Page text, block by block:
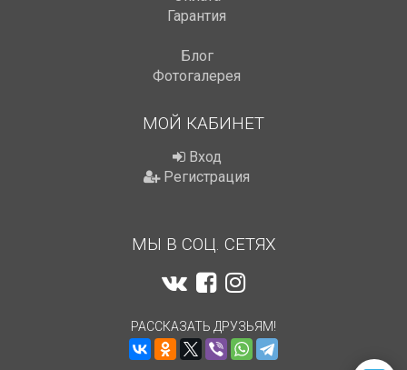
Гарантия
Блог
Фотогалерея
МОЙ КАБИНЕТ
Вход
Регистрация
МЫ В СОЦ. СЕТЯХ
РАССКАЗАТЬ ДРУЗЬЯМ!